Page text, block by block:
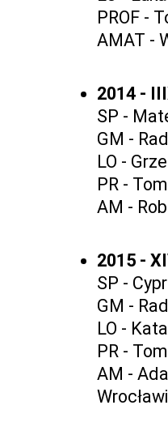
PROF -
AMAT -
2014 -
SP -
GM -
LO -
PR -
AM -
2015 -
SP -
GM -
LO -
PR -
AM -